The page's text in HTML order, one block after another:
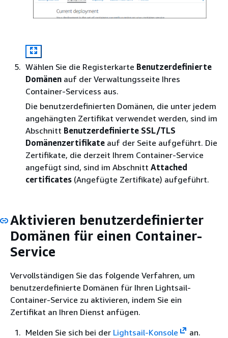
Wählen Sie die Registerkarte Benutzerdefinierte
Domänen auf der Verwaltungsseite Ihres
Container-Servicess aus.
Die benutzerdefinierten Domänen, die unter jedem
angehängten Zertifikat verwendet werden, sind im
Abschnitt Benutzerdefinierte SSL/TLS
Domänenzertifikate auf der Seite aufgeführt. Die
Zertifikate, die derzeit Ihrem Container-Service
angefügt sind, sind im Abschnitt Attached
certificates (Angefügte Zertifikate) aufgeführt.
Aktivieren benutzerdefinierter
Domänen für einen Container-
Service
Vervollständigen Sie das folgende Verfahren, um
benutzerdefinierte Domänen für Ihren Lightsail-
Container-Service zu aktivieren, indem Sie ein
Zertifikat an Ihren Dienst anfügen.
Melden Sie sich bei der Lightsail-Konsole
an.